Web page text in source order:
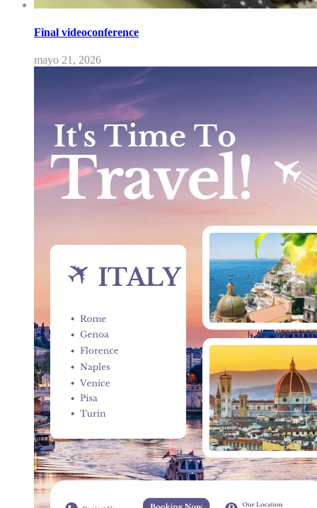
Final videoconference
mayo 21, 2026